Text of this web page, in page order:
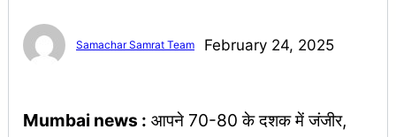
Samachar Samrat Team February 24, 2025
Mumbai news : आपने 70-80 के दशक में जंजीर,